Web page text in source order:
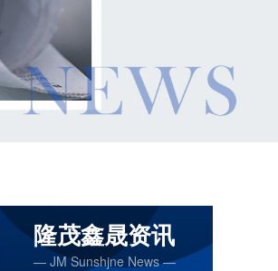
隆茂鑫晟资讯
— JM Sunshjne News —